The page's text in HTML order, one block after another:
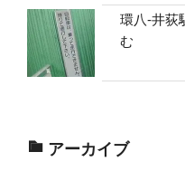
環八-井荻
む
アーカイブ